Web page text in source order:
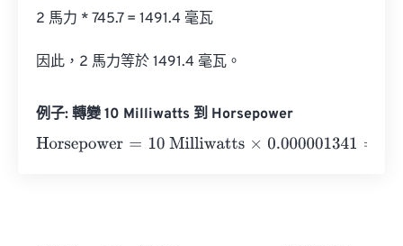
2 馬力 * 745.7 = 1491.4 毫瓦
因此，2 馬力等於 1491.4 毫瓦。
例子: 轉變 10 Milliwatts 到 Horsepower
Horsepower= 10 Milliwatts×0.000001341=0.0000134